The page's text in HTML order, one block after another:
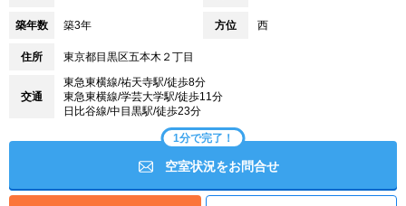
築年数 築3年 方位 西
住所 東京都目黒区五本木２丁目
交通
東急東横線/祐天寺駅/徒歩8分
東急東横線/学芸大学駅/徒歩11分
日比谷線/中目黒駅/徒歩23分
1分で完了！
空室状況をお問合せ